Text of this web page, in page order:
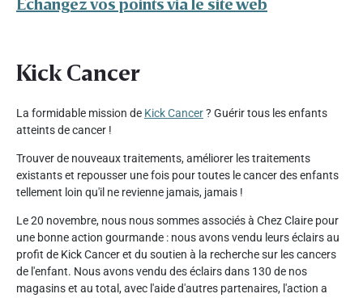
Kick Cancer
La formidable mission de Kick Cancer? Guérir tous les enfants
atteints de cancer !
Trouver de nouveaux traitements, améliorer les traitements
existants et repousser une fois pour toutes le cancer des enfants
tellement loin qu'il ne revienne jamais, jamais !
Le 20 novembre, nous nous sommes associés à Chez Claire pour
une bonne action gourmande : nous avons vendu leurs éclairs au
profit de Kick Cancer et du soutien à la recherche sur les cancers
de l'enfant. Nous avons vendu des éclairs dans 130 de nos
magasins et au total, avec l'aide d'autres partenaires, l'action a